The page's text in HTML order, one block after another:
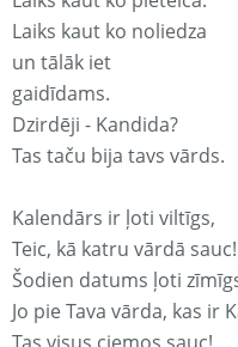
Laiks kaut ko noliedza
un tālāk iet
gaidīdams.
Dzirdēji - Kandida?
Tas taču bija tavs vārds.
Kalendārs ir ļoti viltīgs,
Teic, kā katru vārdā sauc!
Šodien datums ļoti
Jo pie Tava vārda, kas ir